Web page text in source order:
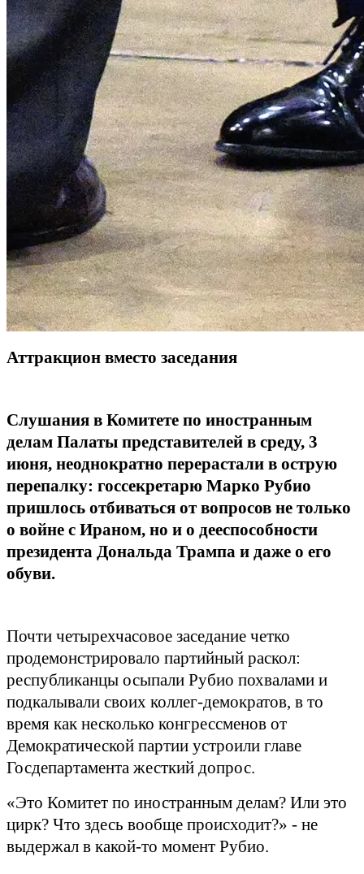
Аттракцион вместо заседания
Слушания в Комитете по иностранным
делам Палаты представителей в среду, 3
июня, неоднократно перерастали в острую
перепалку: госсекретарю Марко Рубио
пришлось отбиваться от вопросов не только
о войне с Ираном, но и о дееспособности
президента Дональда Трампа и даже о его
обуви.
Почти четырехчасовое заседание четко
продемонстрировало партийный раскол:
республиканцы осыпали Рубио похвалами и
подкалывали своих коллег-демократов, в то
время как несколько конгрессменов от
Демократической партии устроили главе
Госдепартамента жесткий допрос.
«Это Комитет по иностранным делам? Или это
цирк? Что здесь вообще происходит?» - не
выдержал в какой-то момент Рубио.